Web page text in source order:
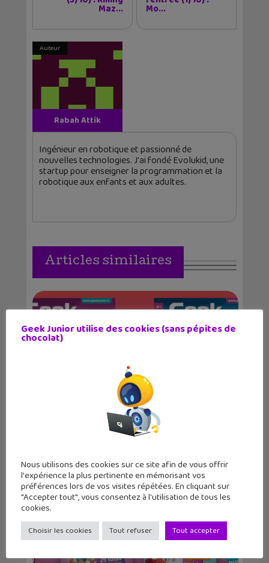
Maz... Mo...
Auteur
Rabah Attik
Ingénieur en robotique et passionné de
nouvelles technologies. J'ai fondé Evolukid, une
startup pour enseigner la programmation et la
robotique aux enfants et aux adultes.
Articles similaires
Des cahiers de vacances sur l’IA et la
Geek Junior utilise des cookies (sans pépites de
chocolat)
Nous utilisons des cookies sur ce site afin de vous offrir
l'expérience la plus pertinente en mémorisant vos
préférences lors de vos visites répétées. En cliquant sur
"Accepter tout", vous consentez à l'utilisation de tous les
cookies.
Choisir les cookies Tout refuser Tout accepter